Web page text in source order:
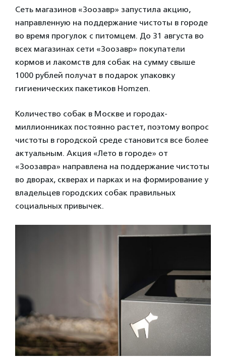
Сеть магазинов «Зоозавр» запустила акцию,
направленную на поддержание чистоты в городе
во время прогулок с питомцем. До 31 августа во
всех магазинах сети «Зоозавр» покупатели
кормов и лакомств для собак на сумму свыше
1000 рублей получат в подарок упаковку
гигиенических пакетиков Homzen.
Количество собак в Москве и городах-
миллионниках постоянно растет, поэтому вопрос
чистоты в городской среде становится все более
актуальным. Акция «Лето в городе» от
«Зоозавра» направлена на поддержание чистоты
во дворах, скверах и парках и на формирование у
владельцев городских собак правильных
социальных привычек.